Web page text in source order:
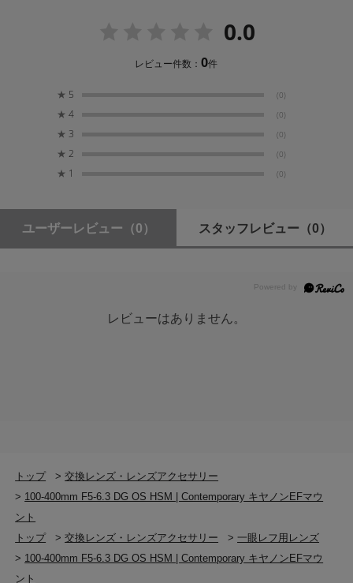
Contemporaryラインは、「最新のテクノロジーを投入、
高い光学性能とコンパクトネスの両立で幅広い撮影シー
ンに対応するハイパフォーマンスライン」です。高度な
光学性能とユーティリティを維持しながら、小型・軽量
をも実現するというきわめて困難な課題解決のため、最
高画質の両立を目指して製品化を行いました。
160cm
最大撮影倍率
1：3.8
φ67mm
φ86.4mm × 182.3mm ※長さはレンズ先端からマウン
0.0
レビュー件数：0件
★ 5 (0)
★ 4 (0)
★ 3 (0)
★ 2 (0)
★ 1 (0)
ユーザーレビュー （0） スタッフレビュー （0）
レビューはありません。
トップ >交換レンズ・レンズアクセサリー
> 100-400mm F5-6.3 DG OS HSM | Contemporary キヤノンEFマウ
ント
トップ
>交換レンズ・レンズアクセサリー >一眼レフ用レンズ
> 100-400mm F5-6.3 DG OS HSM | Contemporary キヤノンEFマウ
ント